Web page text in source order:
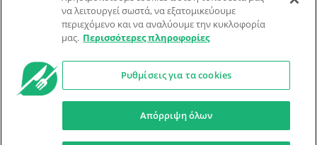
Φόρμα Επικοινωνίας
© Dorpon • Μηχανή αναζήτησης για …καλοφαγάδες!
Προστασία Προσωπικών Δεδομένων Όροι Xρήσης
Ο βοηθός μπορεί να κάνει λάθη — ελέγξτε τις συνταγές.
να λειτουργεί σωστά, να εξατομικεύουμε
περιεχόμενο και να αναλύουμε την κυκλοφορία
μας. Περισσότερες πληροφορίες
Ρυθμίσεις για τα cookies
Απόρριψη όλων